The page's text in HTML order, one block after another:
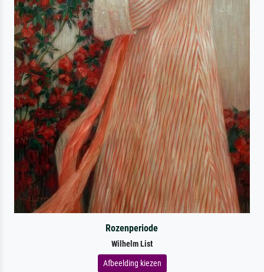
Rozenperiode
Wilhelm List
Afbeelding kiezen